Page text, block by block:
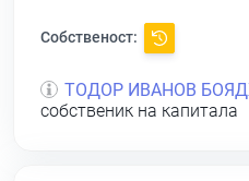
Собственост:
ТОДОР ИВАНОВ
собственик на капитала